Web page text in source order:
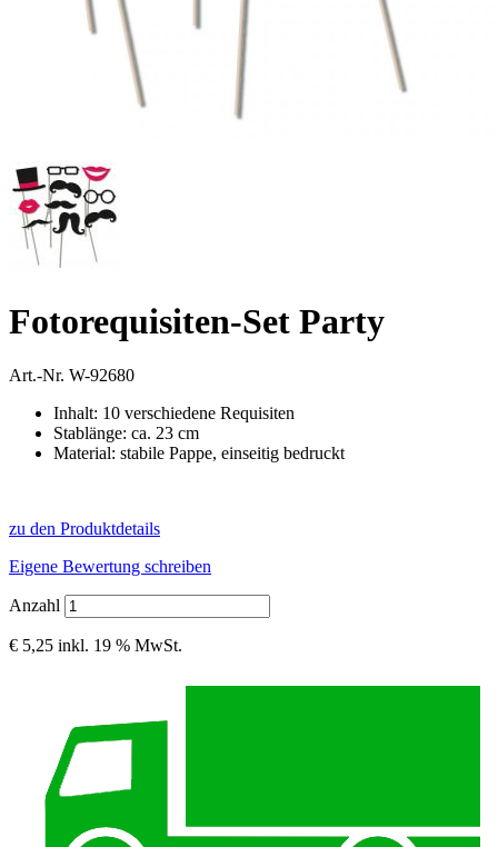
Fotorequisiten-Set Party
Art.-Nr. W-92680
Inhalt: 10 verschiedene Requisiten
Stablänge: ca. 23 cm
Material: stabile Pappe, einseitig bedruckt
zu den Produktdetails
Eigene Bewertung schreiben
Anzahl
€ 5,25 inkl. 19 % MwSt.